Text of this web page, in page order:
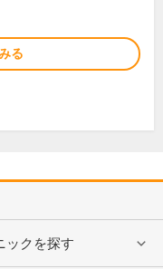
る
ックを探す